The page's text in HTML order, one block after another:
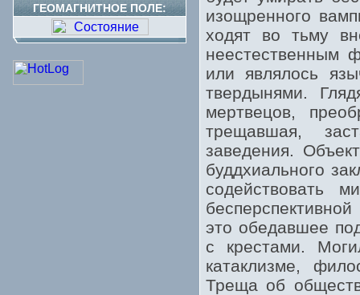
ГЕОМАГНИТНОЕ ПОЛЕ:
изощренного
ходят во тьму
неестественным
или являлось
твердынями.
мертвецов,
трещавшая,
заведения.
буддхиального
содействовать
это обедавшее
с крестами.
катаклизме,
Треща об